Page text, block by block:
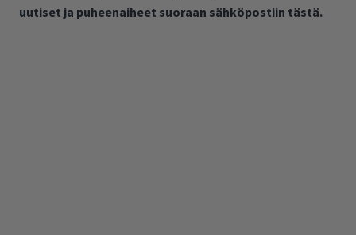
uutiset ja puheenaiheet suoraan sähköpostiin tästä.